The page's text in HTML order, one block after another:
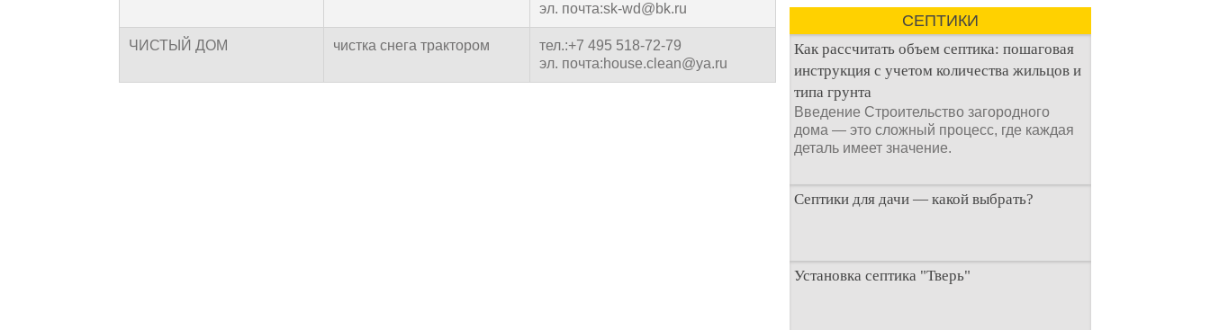
эл. почта:sk-wd@bk.ru
ЧИСТЫЙ ДОМ чистка снега трактором
тел.:+7 495 518-72-79
эл. почта:house.clean@ya.ru
специальные препараты, которые
СЕПТИКИ
Как рассчитать объем септика: пошаговая
инструкция с учетом количества жильцов и
типа грунта
Введение Строительство загородного
дома — это сложный процесс, где каждая
деталь имеет значение.
Септики для дачи — какой выбрать?
При строительстве дачи одной из
первоочередных задач становится
Установка септика "Тверь"